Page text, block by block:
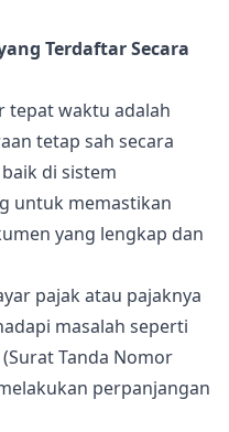
Terdaftar Secara
tepat waktu adalah
tetap sah secara
di sistem
untuk memastikan
yang lengkap dan
pajak atau pajaknya
masalah seperti
Tanda Nomor
perpanjangan